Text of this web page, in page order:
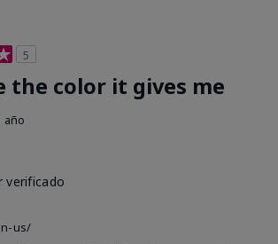
5
the color it gives me
año
verificado
us/